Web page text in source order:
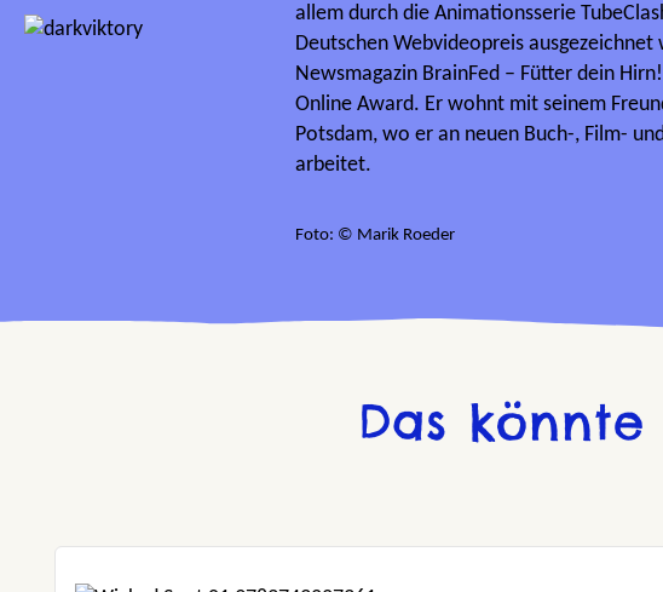
allem durch die Animationsserie
Deutschen Webvideopreis
Newsmagazin BrainFed – Fütter dein
Online Award. Er wohnt mit seinem
Potsdam, wo er an neuen Buch-, Film-
arbeitet.
Foto: © Marik Roeder
Das